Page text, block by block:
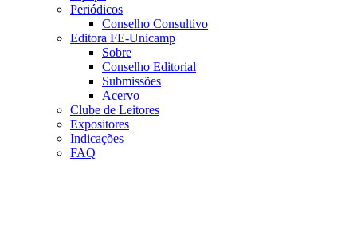
Periódicos
Conselho Consultivo
Editora FE-Unicamp
Sobre
Conselho Editorial
Submissões
Acervo
Clube de Leitores
Expositores
Indicações
FAQ